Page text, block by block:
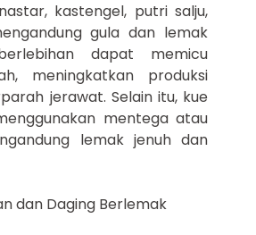
kastengel, putri salju,
gula dan lemak
dapat memicu
meningkatkan produksi
jerawat. Selain itu, kue
mentega atau
lemak jenuh dan
dan Daging Berlemak